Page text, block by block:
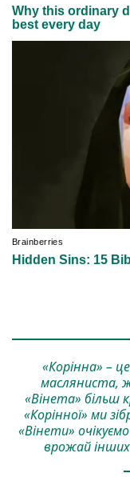
«Корінна» –
масляниста,
«Вінета» більш
«Корінної» ми
«Вінети»
врожай інших